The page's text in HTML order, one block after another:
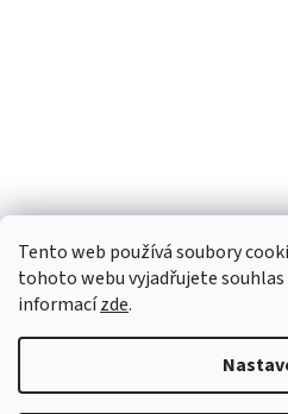
Tento web používá soubory
tohoto webu vyjadřujete souhlas
informacízde.
Vytvořil